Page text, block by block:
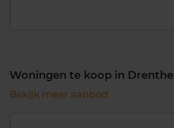
Woningen te koop in Drenthe
Bekijk meer aanbod